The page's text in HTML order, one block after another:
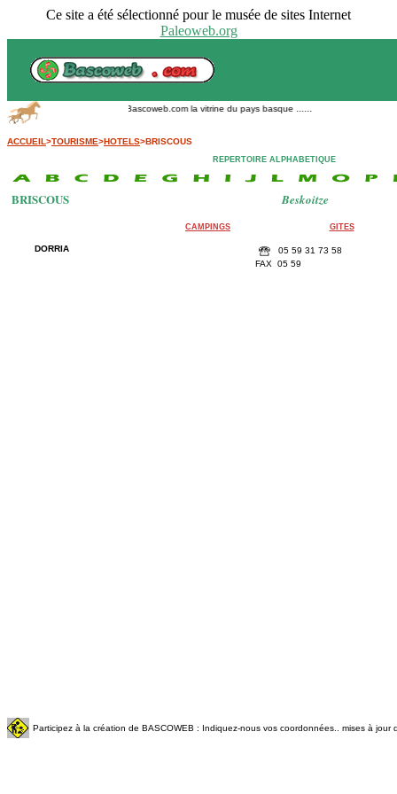
Ce site a été sélectionné pour le musée de sites Internet
Paleoweb.org
Bascoweb.com la vitrine du pays basque ......
ACCUEIL>TOURISME>HOTELS>BRISCOUS
REPERTOIRE ALPHABETIQUE
BRISCOUS Beskoitze
CAMPINGS GITES
DORRIA
05 59 31 73 58
FAX 05 59
Participez à la création de BASCOWEB : Indiquez-nous vos coordonnées.. mises à jour